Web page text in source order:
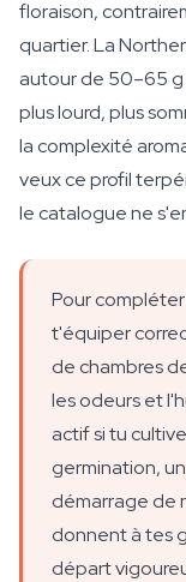
floraison,
quartier. La
autour de 50–65
plus lourd, plus
la complexité
veux ce profil
le catalogue ne
Pour
t'équiper
de chambres
les odeurs et
actif si tu
germination,
démarrage de
donnent à tes
départ